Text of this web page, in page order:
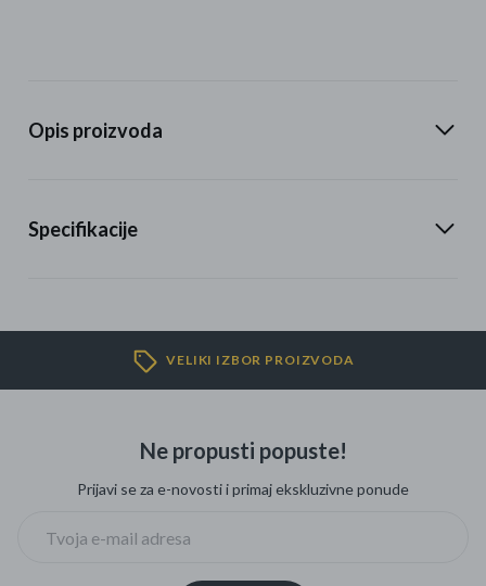
Opis proizvoda
Specifikacije
VELIKI IZBOR PROIZVODA
Ne propusti popuste!
Prijavi se za e-novosti i primaj ekskluzivne ponude